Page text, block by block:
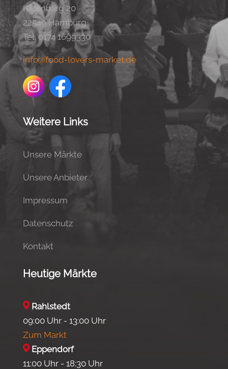
Kalenbarg 20
22549 Hamburg
Tel. 0174 1699330
info@food-lovers-market.de
Weitere Links
Unsere Märkte
Unsere Anbieter
Impressum
Datenschutz
Kontakt
Heutige Märkte
Rahlstedt
09:00 Uhr - 13:00 Uhr
Zum Markt
Eppendorf
11:00 Uhr - 18:30 Uhr